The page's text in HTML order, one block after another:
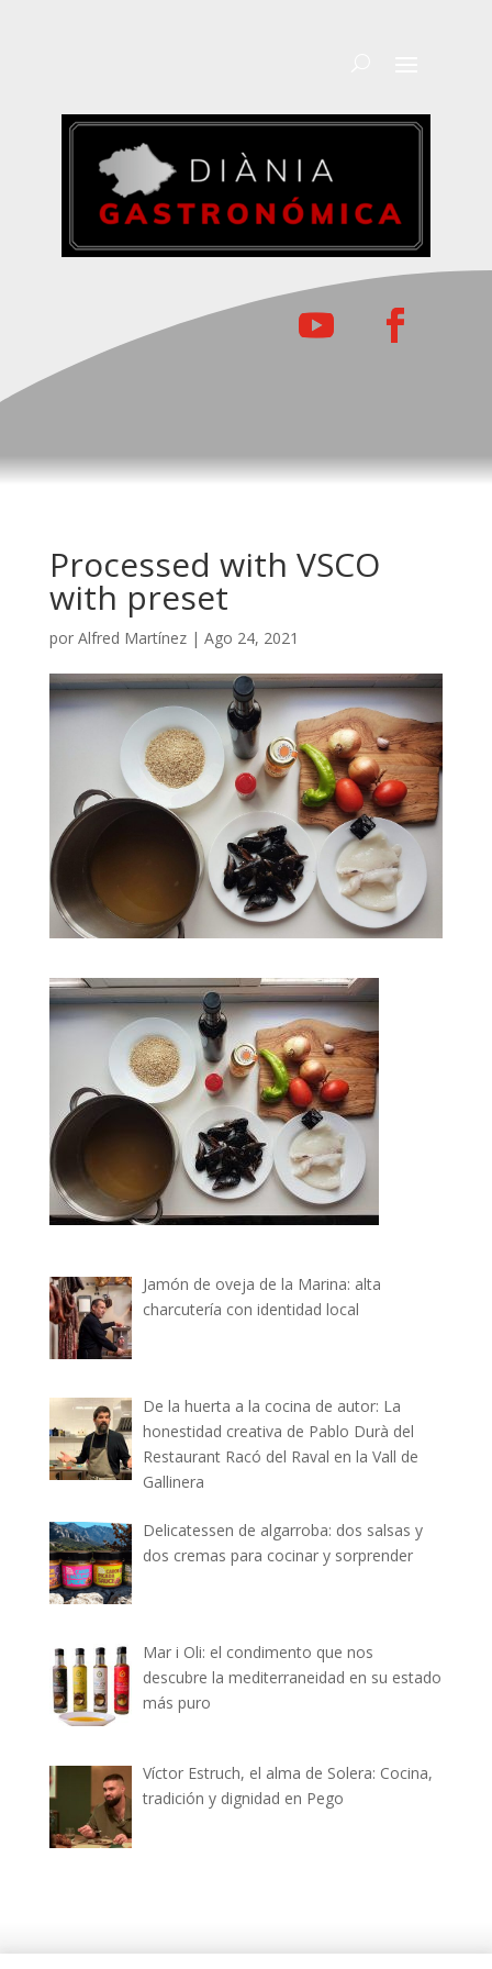
Processed with VSCO
with preset
por Alfred Martínez| Ago 24, 2021
Jamón de oveja de la Marina: alta
charcutería con identidad local
De la huerta a la cocina de autor: La
honestidad creativa de Pablo Durà del
Restaurant Racó del Raval en la Vall de
Gallinera
Delicatessen de algarroba: dos salsas y
dos cremas para cocinar y sorprender
Mar i Oli: el condimento que nos
descubre la mediterraneidad en su estado
más puro
Víctor Estruch, el alma de Solera: Cocina,
tradición y dignidad en Pego